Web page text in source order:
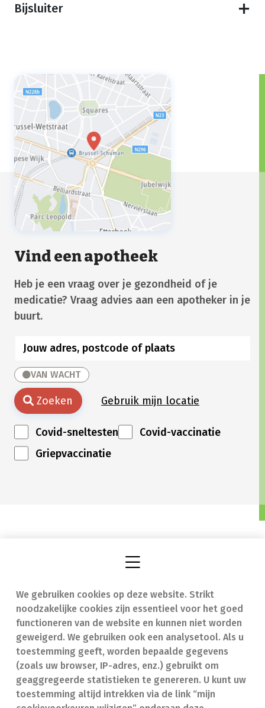
We gebruiken cookies op deze website. Strikt
noodzakelijke cookies zijn essentieel voor het goed
functioneren van de website en kunnen niet worden
geweigerd. We gebruiken ook een analysetool. Als u
toestemming geeft, worden bepaalde gegevens
(zoals uw browser, IP-adres, enz.) gebruikt om
geaggregeerde statistieken te genereren. U kunt uw
toestemming altijd intrekken via de link “mijn
Bijsluiter
Vind een apotheek
Heb je een vraag over je gezondheid of je
medicatie? Vraag advies aan een apotheker in je
buurt.
VAN WACHT
Zoeken Gebruik mijn locatie
Covid-sneltesten
Covid-vaccinatie
Griepvaccinatie
Vind een apotheek
Onze expertise
Ziekten
Geneesmiddelen
In geval van nood
Contact
Veelgestelde vragen
(FAQ)